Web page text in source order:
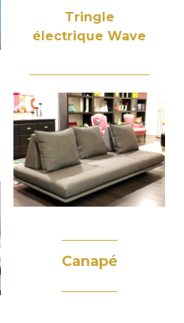
Tringle
électrique Wave
Canapé